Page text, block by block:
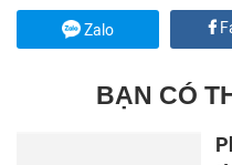
Zalo
BẠN CÓ